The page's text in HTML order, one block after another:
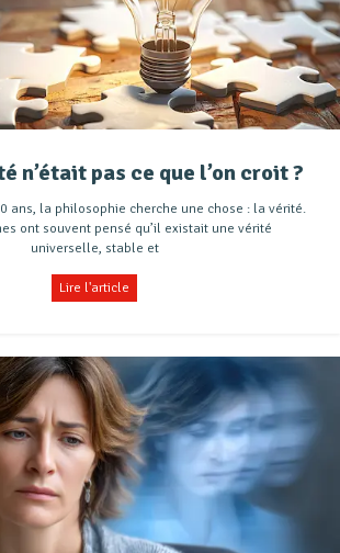
n’était pas ce que l’on croit ?
ans, la philosophie cherche une chose : la vérité.
ont souvent pensé qu’il existait une vérité
universelle, stable et
Lire l'article